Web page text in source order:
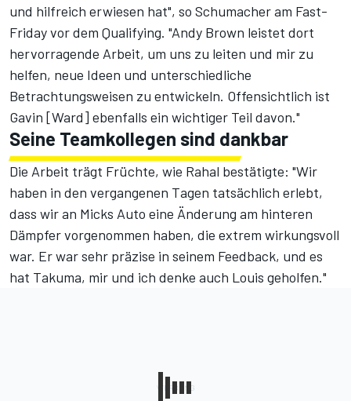
und hilfreich erwiesen hat", so Schumacher am Fast-
Friday vor dem Qualifying. "Andy Brown leistet dort
hervorragende Arbeit, um uns zu leiten und mir zu
helfen, neue Ideen und unterschiedliche
Betrachtungsweisen zu entwickeln. Offensichtlich ist
Gavin [Ward] ebenfalls ein wichtiger Teil davon."
Seine Teamkollegen sind dankbar
Die Arbeit trägt Früchte, wie Rahal bestätigte: "Wir
haben in den vergangenen Tagen tatsächlich erlebt,
dass wir an Micks Auto eine Änderung am hinteren
Dämpfer vorgenommen haben, die extrem wirkungsvoll
war. Er war sehr präzise in seinem Feedback, und es
hat Takuma, mir und ich denke auch Louis geholfen."